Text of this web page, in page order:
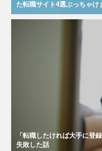
た転職サイト4選ぶっちゃけ
「転職したければ大手に登
失敗した話